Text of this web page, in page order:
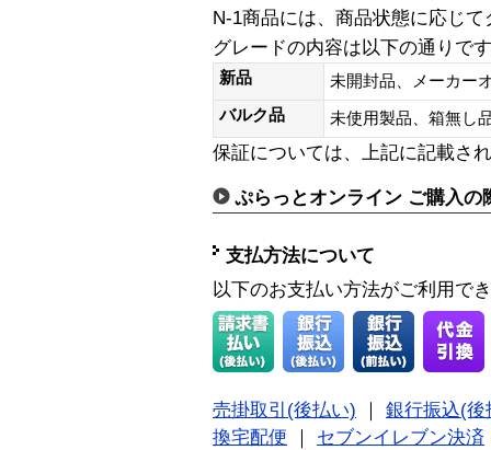
N-1商品には、商品状態に応じ
グレードの内容は以下の通りで
新品
未開封品、メーカー
バルク品
未使用製品、箱無
保証については、上記に記載さ
ぷらっとオンライン ご購入の
支払方法について
以下のお支払い方法がご利用で
売掛取引(後払い)
銀行振込(後
換宅配便
セブンイレブン決済